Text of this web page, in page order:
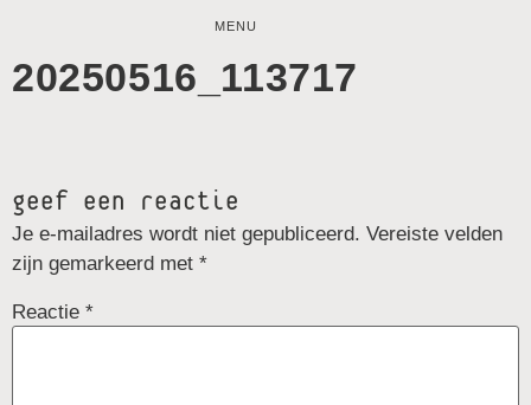
MENU
20250516_113717
geef een reactie
Je e-mailadres wordt niet gepubliceerd. Vereiste velden
zijn gemarkeerd met *
Reactie *